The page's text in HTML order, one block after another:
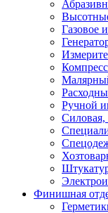
Газовое
Ручной
Силовая,
Финишная